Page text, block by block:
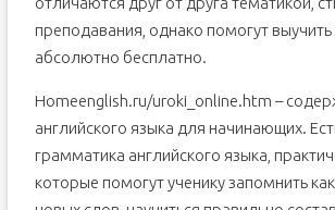
преподавания, однако помогут выучить
абсолютно бесплатно.
Homeenglish.ru/uroki_online.htm –
английского языка для начинающих.
грамматика английского языка,
которые помогут ученику запомнить